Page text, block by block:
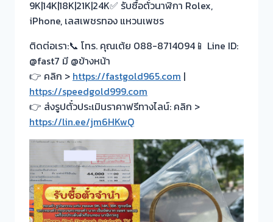
9K|14K|18K|21K|24K✅ รับซื้อตั๋วนาฬิกา Rolex,
iPhone, เลสเพชรทอง แหวนเพชร
ติดต่อเรา:📞 โทร. คุณเต้ย 088-8714094📱 Line ID:
@fast7 มี @ข้างหน้า
👉 คลิก > https://fastgold965.com |
https://speedgold999.com
👉 ส่งรูปตั๋วประเมินราคาฟรีทางไลน์: คลิก >
https://lin.ee/jm6HKwQ